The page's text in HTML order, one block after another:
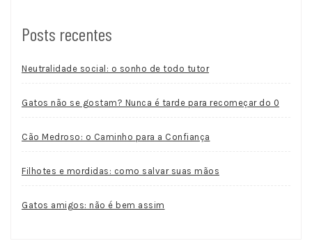
Posts recentes
Neutralidade social: o sonho de todo tutor
Gatos não se gostam? Nunca é tarde para recomeçar do 0
Cão Medroso: o Caminho para a Confiança
Filhotes e mordidas: como salvar suas mãos
Gatos amigos: não é bem assim